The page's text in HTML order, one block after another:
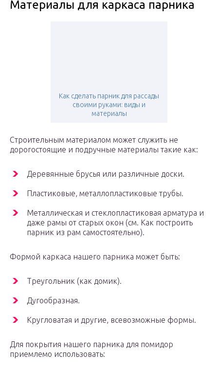
Материалы для каркаса парника
Как сделать парник для рассады
своими руками: виды и
материалы
Строительным материалом может служить не
дорогостоящие и подручные материалы такие как:
Деревянные брусья или различные доски.
Пластиковые, металлопластиковые трубы.
Металлическая и стеклопластиковая арматура и
даже рамы от старых окон (см. Как построить
парник из рам самостоятельно).
Формой каркаса нашего парника может быть:
Треугольник (как домик).
Дугообразная.
Кругловатая и другие, всевозможные формы.
Для покрытия нашего парника для помидор
приемлемо использовать: